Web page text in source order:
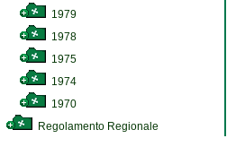
1979
1978
1975
1974
1970
Regolamento Regionale